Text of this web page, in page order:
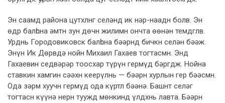
Эн саамд района цутхлнг селәнд ик нәр-наадн болв. Эн
өдр балһсна әмтн зун дөчн жилимн ончта өөнән темдглв.
Урднь Городовиковск балһсна бәәрнд бичкн селән бәәж.
Энүн Ик Дөрвдә нойн Михаил Гахаев тогтасмн. Энд
Гахаевин седвәрәр тоосхар түрүн гермүд бәргдж. Нойна
ставкин хамгин сәәхн кеерүлнь — бәәрн хурлын гер бәәсмн.
Ода зәрм хуучн гермүд ода күртл бәәнә. Башнт селәг
тогтасн күүнә нерн туужд мөнкинд үлдхнь лавта. Бәәрн